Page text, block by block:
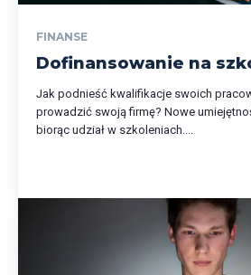
FINANSE
Dofinansowanie na
Jak podnieść kwalifikacje swoich
prowadzić swoją firmę? Nowe
biorąc udział w szkoleniach....